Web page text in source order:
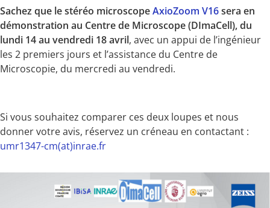
Sachez que le stéréo microscopeAxioZoom V16sera en
démonstration au Centre de Microscope (DImaCell), du
lundi 14 au vendredi 18 avril, avec un appui de l’ingénieur
les 2 premiers jours et l’assistance du Centre de
Microscopie, du mercredi au vendredi.
Si vous souhaitez comparer ces deux loupes et nous
donner votre avis, réservez un créneau en contactant :
umr1347-cm(at)inrae.fr